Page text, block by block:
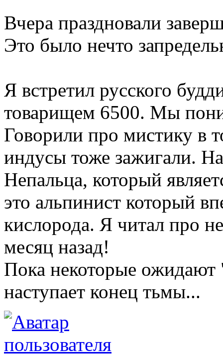
Вчера праздновали
Это было нечто
Я встретил русского
товарищем 6500. Мы
Говорили про мистику в
индусы тоже зажигали.
Непальца, который
это альпинист который
кислорода. Я читал про
месяц назад!
Пока некоторые ожидают
наступает конец тьмы...